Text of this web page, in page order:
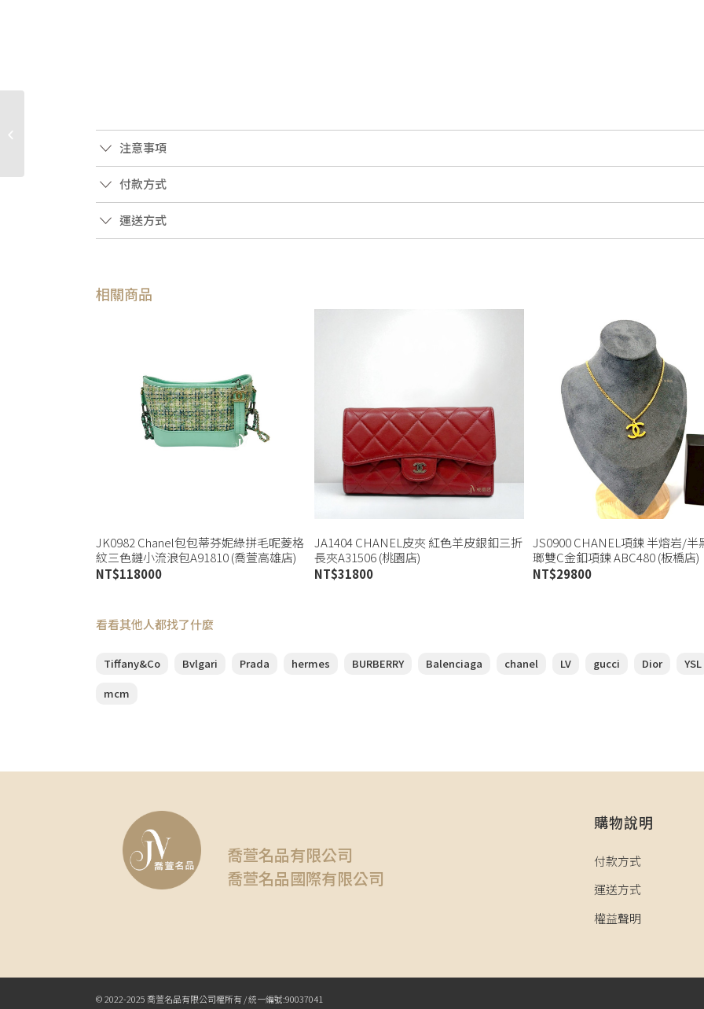
注意事項
付款方式
運送方式
相關商品
JK0982 Chanel包包蒂芬妮綠拼毛呢菱格
紋三色鏈小流浪包A91810 (喬萱高雄店)
NT$118000
JA1404 CHANEL皮夾 紅色羊皮銀釦三折
長夾A31506 (桃園店)
NT$31800
JS0900 CHANEL項鍊 半熔岩/半
瑯雙C金釦項鍊 ABC480 (板橋店)
NT$29800
看看其他人都找了什麼
Tiffany&Co Bvlgari Prada hermes BURBERRY Balenciaga chanel LV gucci Dior YSL
mcm
喬萱名品有限公司
喬萱名品國際有限公司
購物說明
付款方式
運送方式
權益聲明
© 2022-2025 喬萱名品有限公司權所有 / 統一編號:90037041
牛皮仿舊銀標拉鍊相機
包cameraboy/A92656...